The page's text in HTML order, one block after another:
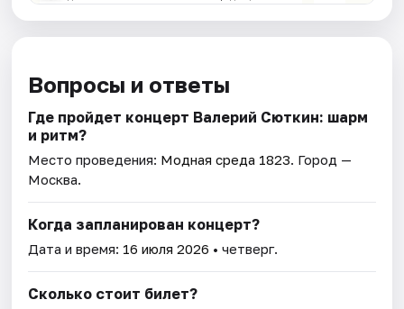
Вопросы и ответы
Где пройдет концерт Валерий Сюткин: шарм
и ритм?
Место проведения: Модная среда 1823. Город —
Москва.
Когда запланирован концерт?
Дата и время: 16 июля 2026 • четверг.
Сколько стоит билет?